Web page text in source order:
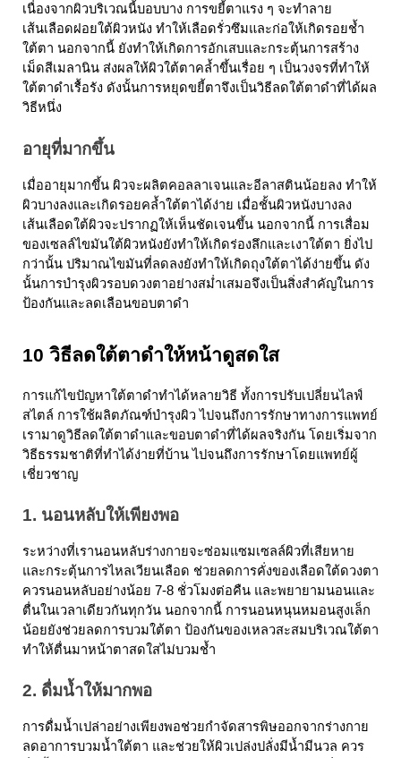
เนื่องจากผิวบริเวณนี้บอบบาง การขยี้ตาแรง ๆ จะทำลาย
เส้นเลือดฝอยใต้ผิวหนัง ทำให้เลือดรั่วซึมและก่อให้เกิดรอยช้ำ
ใต้ตา นอกจากนี้ ยังทำให้เกิดการอักเสบและกระตุ้นการสร้าง
เม็ดสีเมลานิน ส่งผลให้ผิวใต้ตาคล้ำขึ้นเรื่อย ๆ เป็นวงจรที่ทำให้
ใต้ตาดำเรื้อรัง ดังนั้นการหยุดขยี้ตาจึงเป็นวิธีลดใต้ตาดำที่ได้ผล
วิธีหนึ่ง
อายุที่มากขึ้น
เมื่ออายุมากขึ้น ผิวจะผลิตคอลลาเจนและอีลาสตินน้อยลง ทำให้
ผิวบางลงและเกิดรอยคล้ำใต้ตาได้ง่าย เมื่อชั้นผิวหนังบางลง
เส้นเลือดใต้ผิวจะปรากฏให้เห็นชัดเจนขึ้น นอกจากนี้ การเสื่อม
ของเซลล์ไขมันใต้ผิวหนังยังทำให้เกิดร่องลึกและเงาใต้ตา ยิ่งไป
กว่านั้น ปริมาณไขมันที่ลดลงยังทำให้เกิดถุงใต้ตาได้ง่ายขึ้น ดัง
นั้นการบำรุงผิวรอบดวงตาอย่างสม่ำเสมอจึงเป็นสิ่งสำคัญในการ
ป้องกันและลดเลือนขอบตาดำ
10 วิธีลดใต้ตาดำให้หน้าดูสดใส
การแก้ไขปัญหาใต้ตาดำทำได้หลายวิธี ทั้งการปรับเปลี่ยนไลฟ์
สไตล์ การใช้ผลิตภัณฑ์บำรุงผิว ไปจนถึงการรักษาทางการแพทย์
เรามาดูวิธีลดใต้ตาดำและขอบตาดำที่ได้ผลจริงกัน โดยเริ่มจาก
วิธีธรรมชาติที่ทำได้ง่ายที่บ้าน ไปจนถึงการรักษาโดยแพทย์ผู้
เชี่ยวชาญ
1. นอนหลับให้เพียงพอ
ระหว่างที่เรานอนหลับร่างกายจะซ่อมแซมเซลล์ผิวที่เสียหาย
และกระตุ้นการไหลเวียนเลือด ช่วยลดการคั่งของเลือดใต้ดวงตา
ควรนอนหลับอย่างน้อย 7-8 ชั่วโมงต่อคืน และพยายามนอนและ
ตื่นในเวลาเดียวกันทุกวัน นอกจากนี้ การนอนหนุนหมอนสูงเล็ก
น้อยยังช่วยลดการบวมใต้ตา ป้องกันของเหลวสะสมบริเวณใต้ตา
ทำให้ตื่นมาหน้าตาสดใสไม่บวมช้ำ
2. ดื่มน้ำให้มากพอ
การดื่มน้ำเปล่าอย่างเพียงพอช่วยกำจัดสารพิษออกจากร่างกาย
ลดอาการบวมน้ำใต้ตา และช่วยให้ผิวเปล่งปลั่งมีน้ำมีนวล ควร